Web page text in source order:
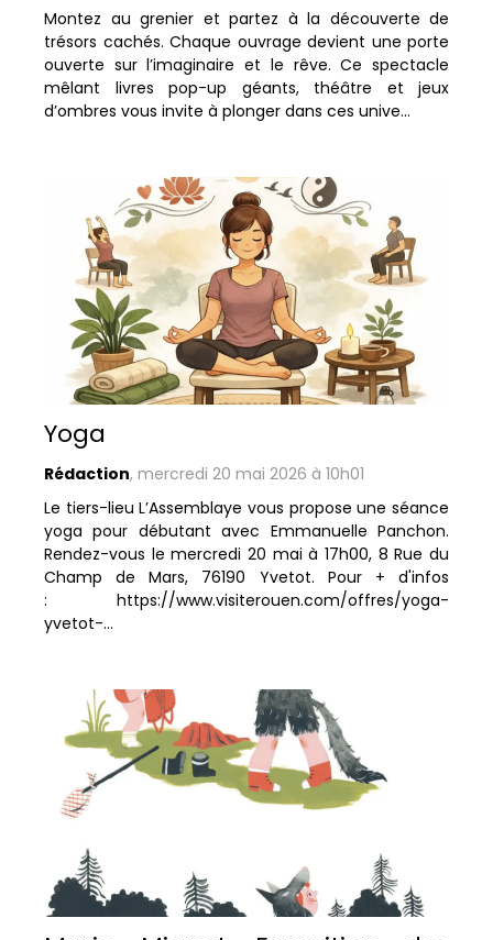
Bernay
Rouen
Évreux - Louviers - Verneuil
Montez au grenier et partez à la découverte de
trésors cachés. Chaque ouvrage devient une porte
ouverte sur l’imaginaire et le rêve. Ce spectacle
mêlant livres pop-up géants, théâtre et jeux
d’ombres vous invite à plonger dans ces unive...
Yoga
Rédaction, mercredi 20 mai 2026 à 10h01
Le tiers-lieu L’Assemblaye vous propose une séance
yoga pour débutant avec Emmanuelle Panchon.
Rendez-vous le mercredi 20 mai à 17h00, 8 Rue du
Champ de Mars, 76190 Yvetot. Pour + d'infos
: https://www.visiterouen.com/offres/yoga-
yvetot-...